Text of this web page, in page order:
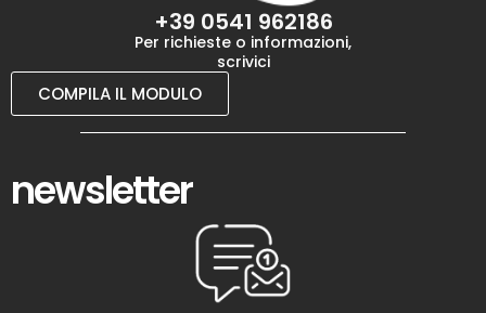
+39 0541 962186
Per richieste o informazioni,
scrivici
COMPILA IL MODULO
newsletter